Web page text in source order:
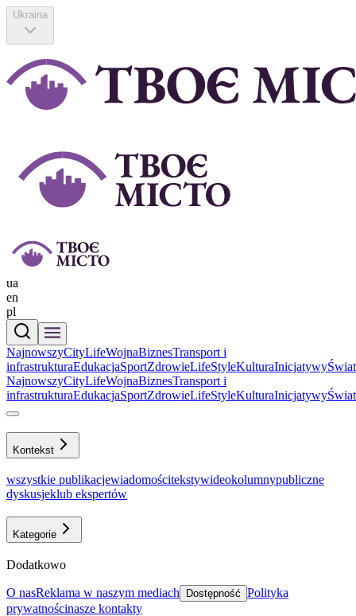
Ukraina
ua
en
pl
NajnowszyCityLifeWojnaBiznesTransport i
infrastrukturaЕdukacjaSportZdrowieLifeStyleKulturaInicjatywyŚwiat
NajnowszyCityLifeWojnaBiznesTransport i
infrastrukturaЕdukacjaSportZdrowieLifeStyleKulturaInicjatywyŚwiat
Kontekst
wszystkie publikacjewiadomościtekstywideokolumnypubliczne
dyskusjeklub ekspertów
Kategorie
Dodatkowo
O nasReklama w naszym mediach Dostępność Polityka
prywatnościnasze kontakty